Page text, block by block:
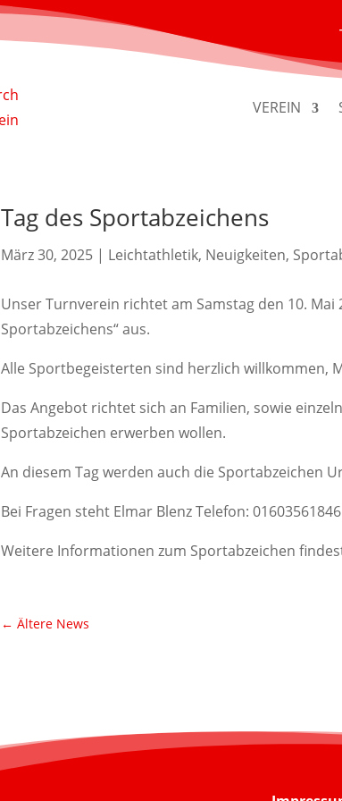
VEREIN
Tag des Sportabzeichens
März 30, 2025 | Leichtathletik, Neuigkeiten,
Unser Turnverein richtet am Samstag den 10. Mai
Sportabzeichens“ aus.
Alle Sportbegeisterten sind herzlich willkommen,
Das Angebot richtet sich an Familien, sowie
Sportabzeichen erwerben wollen.
An diesem Tag werden auch die Sportabzeichen
Bei Fragen steht Elmar Blenz Telefon:
Weitere Informationen zum Sportabzeichen
← Ältere News